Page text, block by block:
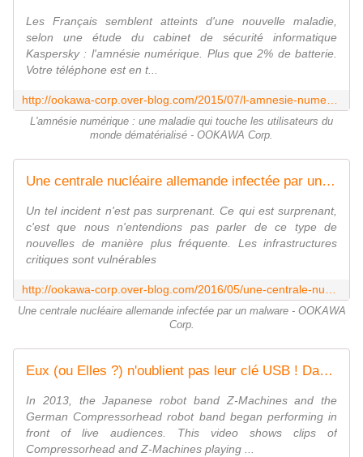
Les Français semblent atteints d'une nouvelle maladie,
selon une étude du cabinet de sécurité informatique
Kaspersky : l'amnésie numérique. Plus que 2% de batterie.
Votre téléphone est en t...
L'amnésie numérique : une maladie qui touche les utilisateurs du
monde dématérialisé - OOKAWA Corp.
Une centrale nucléaire allemande infectée par un malware - OOKAWA Corp.
Un tel incident n'est pas surprenant. Ce qui est surprenant,
c'est que nous n'entendions pas parler de ce type de
nouvelles de manière plus fréquente. Les infrastructures
critiques sont vulnérables
Une centrale nucléaire allemande infectée par un malware - OOKAWA
Corp.
Eux (ou Elles ?) n'oublient pas leur clé USB ! Dare to be better ? OK ! - OOKAWA Corp.
In 2013, the Japanese robot band Z-Machines and the
German Compressorhead robot band began performing in
front of live audiences. This video shows clips of
Compressorhead and Z-Machines playing ...